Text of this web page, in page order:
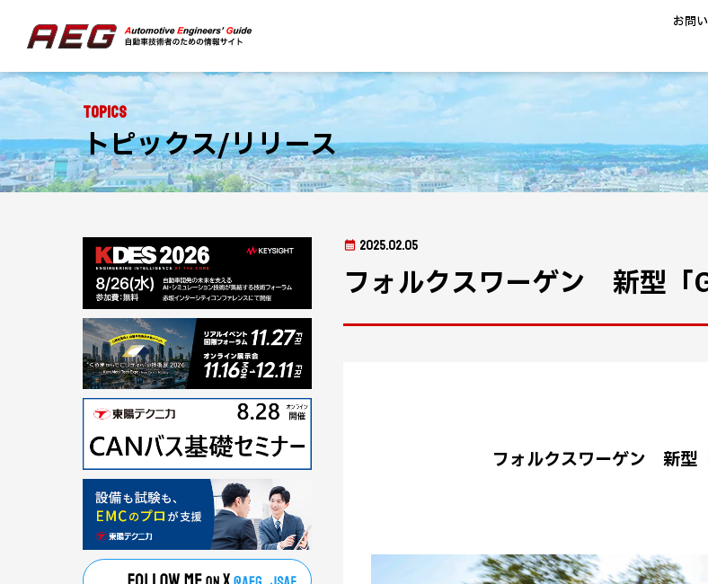
お問
Topics
トピックス/リリース
2025.02.05
フォルクスワーゲン 新型
フォルクスワーゲン 新型